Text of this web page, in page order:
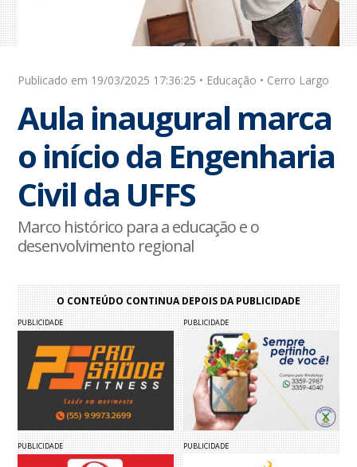
Publicado em 19/03/2025 17:36:25 • Educação • Cerro Largo
Aula inaugural marca
o início da Engenharia
Civil da UFFS
Marco histórico para a educação e o
desenvolvimento regional
O CONTEÚDO CONTINUA DEPOIS DA PUBLICIDADE
PUBLICIDADE PUBLICIDADE
PUBLICIDADE PUBLICIDADE